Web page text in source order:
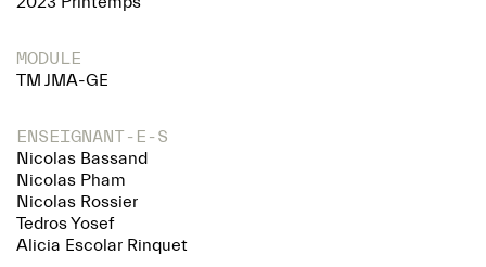
MODULE
TM JMA-GE
ENSEIGNANT-E-S
Nicolas Bassand
Nicolas Pham
Nicolas Rossier
Tedros Yosef
Alicia Escolar Rinquet